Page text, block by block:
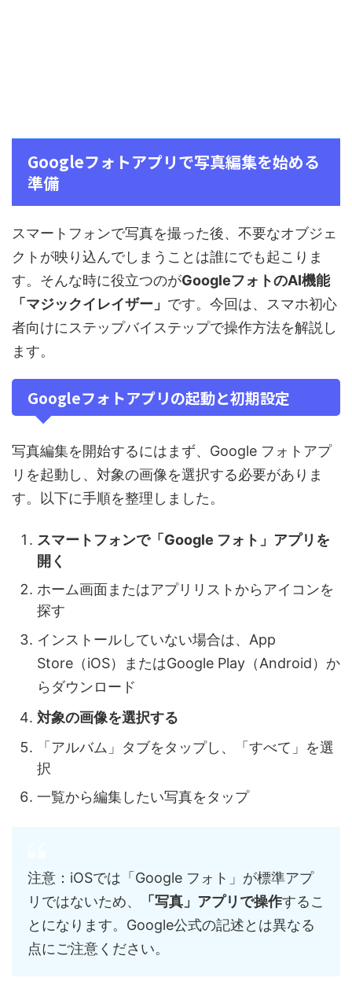
Googleフォトアプリで写真編集を始める
準備
スマートフォンで写真を撮った後、不要なオブジェ
クトが映り込んでしまうことは誰にでも起こりま
す。そんな時に役立つのがGoogleフォトのAI機能
「マジックイレイザー」 です。今回は、スマホ初心
者向けにステップバイステップで操作方法を解説し
ます。
Googleフォトアプリの起動と初期設定
写真編集を開始するにはまず、Google フォトアプ
リを起動し、対象の画像を選択する必要がありま
す。以下に手順を整理しました。
スマートフォンで「Google フォト」アプリを
開く
ホーム画面またはアプリリストからアイコンを
探す
インストールしていない場合は、App
Store（iOS）またはGoogle Play（Android）か
らダウンロード
対象の画像を選択する
「アルバム」タブをタップし、「すべて」を選
択
一覧から編集したい写真をタップ
注意：iOSでは「Google フォト」が標準アプ
リではないため、
「写真」アプリで操作するこ
とになります。Google公式の記述とは異なる
点にご注意ください。